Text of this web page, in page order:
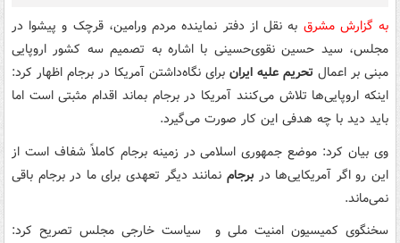
به گزارش مشرق به نقل از دفتر نماینده مردم ورامین، قرچک و پیشوا در
مجلس، سید حسین نقوی‌حسینی با اشاره به تصمیم سه کشور اروپایی
مبنی بر اعمال تحریم علیه ایران برای نگاه‌داشتن آمریکا در برجام اظهار کرد:
اینکه اروپایی‌ها تلاش می‌کنند آمریکا در برجام بماند اقدام مثبتی است اما
باید دید با چه هدفی این کار صورت می‌گیرد.
وی بیان کرد: موضع جمهوری اسلامی در زمینه برجام کاملاً شفاف است از
این رو اگر آمریکایی‌ها دربرجام نمانند دیگر تعهدی برای ما در برجام باقی
نمی‌ماند.
سخنگوی کمیسیون امنیت ملی و سیاست خارجی مجلس تصریح کرد: